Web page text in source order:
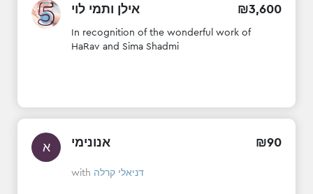
אילן ותמי לוי ₪3,600
In recognition of the wonderful work of
HaRav and Sima Shadmi
א אנונימי ₪90
with דניאלי קרלה